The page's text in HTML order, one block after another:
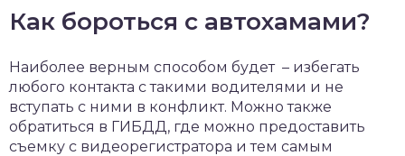
Как бороться с автохамами?
Наиболее верным способом будет – избегать
любого контакта с такими водителями и не
вступать с ними в конфликт. Можно также
обратиться в ГИБДД, где можно предоставить
съемку с видеорегистратора и тем самым